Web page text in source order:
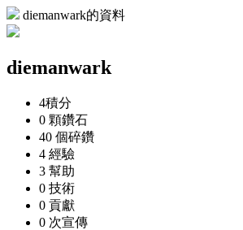
diemanwark的資料
diemanwark
4積分
0 顆鑽石
40 個碎鑽
4 經驗
3 幫助
0 技術
0 貢獻
0 次宣傳